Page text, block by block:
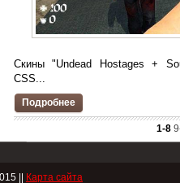
Скины "Undead Hostages +
CSS...
Подробнее
1-8
|| Карта сайта